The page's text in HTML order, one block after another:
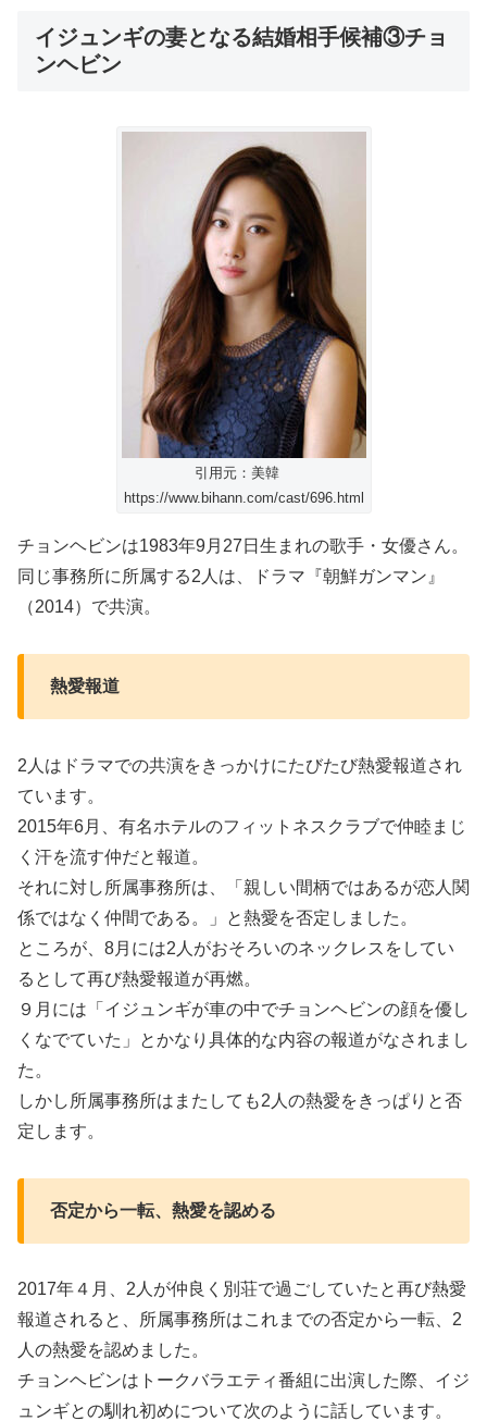
イジュンギの妻となる結婚相手候補③チョ
ンヘビン
引用元：美韓
https://www.bihann.com/cast/696.html
チョンヘビンは1983年9月27日生まれの歌手・女優さん。
同じ事務所に所属する2人は、ドラマ『朝鮮ガンマン』
（2014）で共演。
熱愛報道
2人はドラマでの共演をきっかけにたびたび熱愛報道され
ています。
2015年6月、有名ホテルのフィットネスクラブで仲睦まじ
く汗を流す仲だと報道。
それに対し所属事務所は、「親しい間柄ではあるが恋人関
係ではなく仲間である。」と熱愛を否定しました。
ところが、8月には2人がおそろいのネックレスをしてい
るとして再び熱愛報道が再燃。
９月には「イジュンギが車の中でチョンヘビンの顔を優し
くなでていた」とかなり具体的な内容の報道がなされまし
た。
しかし所属事務所はまたしても2人の熱愛をきっぱりと否
定します。
否定から一転、熱愛を認める
2017年４月、2人が仲良く別荘で過ごしていたと再び熱愛
報道されると、所属事務所はこれまでの否定から一転、2
人の熱愛を認めました。
チョンヘビンはトークバラエティ番組に出演した際、イジ
ュンギとの馴れ初めについて次のように話しています。